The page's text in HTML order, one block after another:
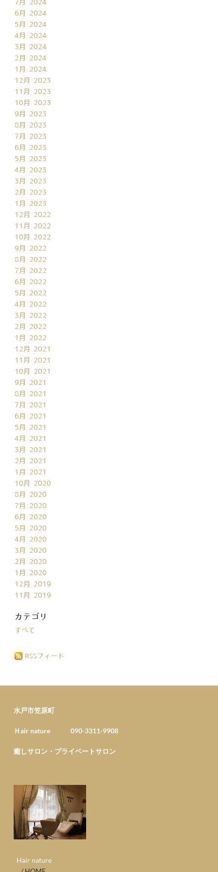
7月 2024
6月 2024
5月 2024
4月 2024
3月 2024
2月 2024
1月 2024
12月 2023
11月 2023
10月 2023
9月 2023
8月 2023
7月 2023
6月 2023
5月 2023
4月 2023
3月 2023
2月 2023
1月 2023
12月 2022
11月 2022
10月 2022
9月 2022
8月 2022
7月 2022
6月 2022
5月 2022
4月 2022
3月 2022
2月 2022
1月 2022
12月 2021
11月 2021
10月 2021
9月 2021
8月 2021
7月 2021
6月 2021
5月 2021
4月 2021
3月 2021
2月 2021
1月 2021
10月 2020
8月 2020
7月 2020
6月 2020
5月 2020
4月 2020
3月 2020
2月 2020
1月 2020
12月 2019
11月 2019
カテゴリ
すべて
RSSフィード
水戸市笠原町
Ｈair nature 090-3311-9908
癒しサロン・プライベートサロン
​ Hair nature